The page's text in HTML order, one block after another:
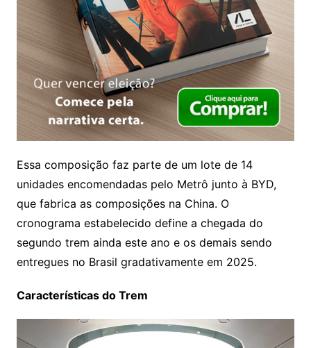
Essa composição faz parte de um lote de 14
unidades encomendadas pelo Metrô junto à BYD,
que fabrica as composições na China. O
cronograma estabelecido define a chegada do
segundo trem ainda este ano e os demais sendo
entregues no Brasil gradativamente em 2025.
Características do Trem